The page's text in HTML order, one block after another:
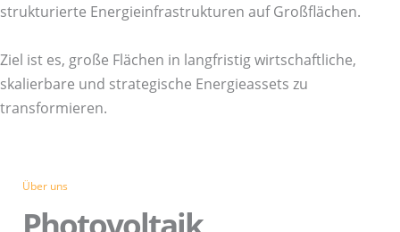
strukturierte Energieinfrastrukturen auf Großflächen.
Ziel ist es, große Flächen in langfristig wirtschaftliche,
skalierbare und strategische Energieassets zu
transformieren.
Über uns